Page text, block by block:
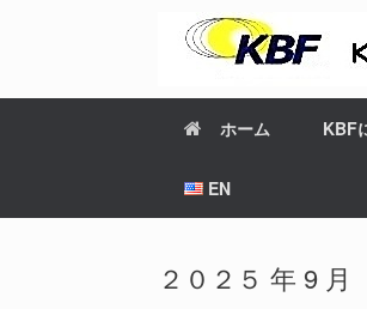
ホーム KBF
EN
２０２５ 年 9